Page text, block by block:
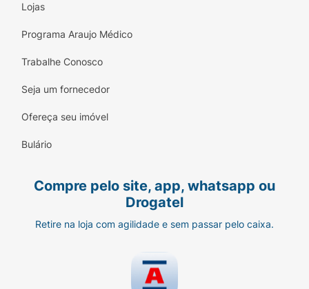
Lojas
Programa Araujo Médico
Trabalhe Conosco
Seja um fornecedor
Ofereça seu imóvel
Bulário
Compre pelo site, app, whatsapp ou
Drogatel
Retire na loja com agilidade e sem passar pelo caixa.